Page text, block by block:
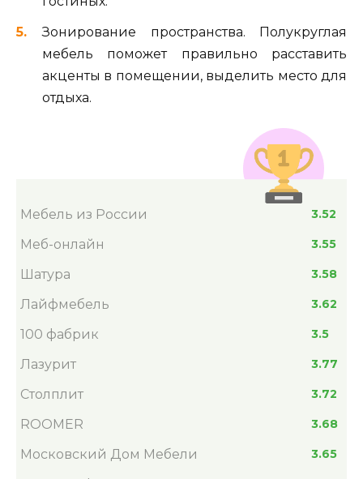
Зонирование пространства. Полукруглая
мебель поможет правильно расставить
акценты в помещении, выделить место для
отдыха.
Мебель из России 3.52
Меб-онлайн 3.55
Шатура 3.58
Лайфмебель 3.62
100 фабрик 3.5
Лазурит 3.77
Столплит 3.72
ROOMER 3.68
Московский Дом Мебели 3.65